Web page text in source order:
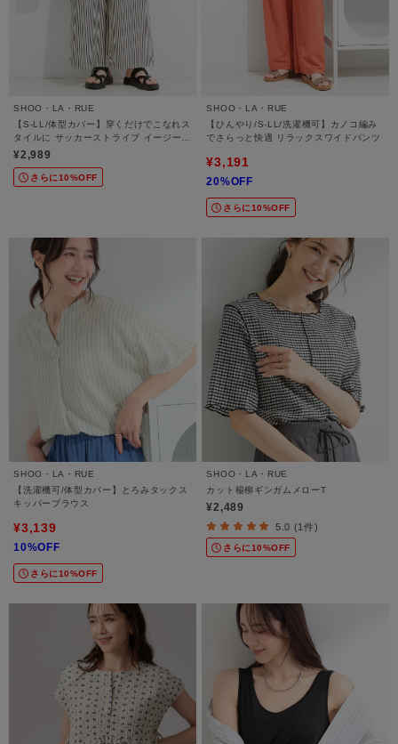
SHOO・LA・RUE
【S-LL/体型カバー】穿くだけでこなれス
タイルに サッカーストライプ イージーワ
イドパンツ
¥2,989
さらに10%OFF
SHOO・LA・RUE
【ひんやり/S-LL/洗濯機可】カノコ編み
でさらっと快適 リラックスワイドパンツ
¥3,191
20%OFF
さらに10%OFF
SHOO・LA・RUE
【洗濯機可/体型カバー】とろみタックス
キッパーブラウス
¥3,139
10%OFF
さらに10%OFF
SHOO・LA・RUE
カット楊柳ギンガムメローT
¥2,489
5.0 (1件)
さらに10%OFF